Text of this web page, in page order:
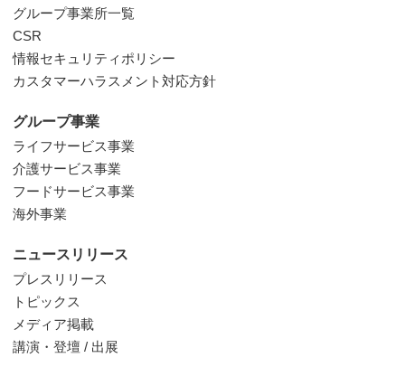
グループ事業所一覧
CSR
情報セキュリティポリシー
カスタマーハラスメント対応方針
グループ事業
ライフサービス事業
介護サービス事業
フードサービス事業
海外事業
ニュースリリース
プレスリリース
トピックス
メディア掲載
講演・登壇 / 出展